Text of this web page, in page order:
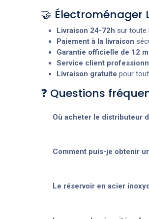
🤝 Électroménager
Livraison 24-72h sur toute
Paiement à la livraison
Garantie officielle de 12
Service client
Livraison gratuite pour
❓ Questions
Où acheter le distributeur
Comment puis-je obtenir
Le réservoir en acier